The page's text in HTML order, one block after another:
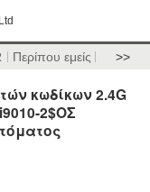
Περίπου εμείς >>
κωδίκων 2.4G
2$ΟΣ